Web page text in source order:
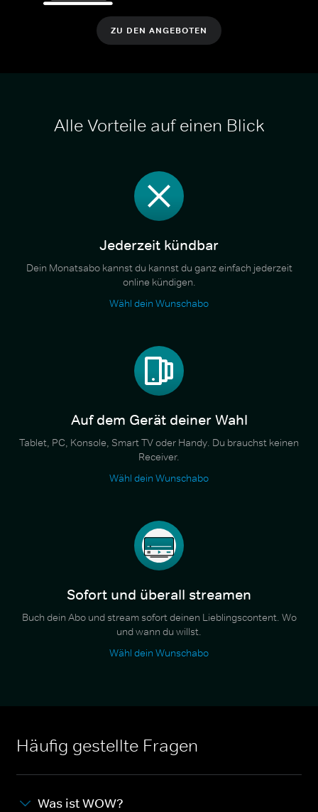
ZU DEN ANGEBOTEN
Alle Vorteile auf einen Blick
Jederzeit kündbar
Dein Monatsabo kannst du kannst du ganz einfach jederzeit
online kündigen.
Wähl dein Wunschabo
Auf dem Gerät deiner Wahl
Tablet, PC, Konsole, Smart TV oder Handy. Du brauchst keinen
Receiver.
Wähl dein Wunschabo
Sofort und überall streamen
Buch dein Abo und stream sofort deinen Lieblingscontent. Wo
und wann du willst.
Wähl dein Wunschabo
Häufig gestellte Fragen
Was ist WOW?